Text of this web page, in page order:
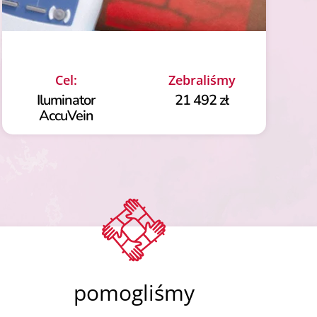
Cel:
Iluminator
AccuVein
Zebraliśmy
21 492 zł
pomogliśmy